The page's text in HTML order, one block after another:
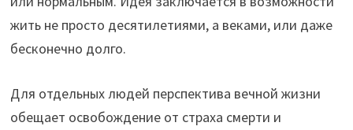
жить не просто десятилетиями, а веками, или даже
бесконечно долго.
Для отдельных людей перспектива вечной жизни
обещает освобождение от страха смерти и